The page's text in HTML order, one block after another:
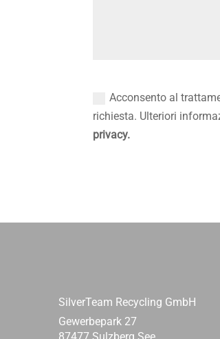
Acconsento al
richiesta. Ulteriori
privacy.
SilverTeam Recycling GmbH
Gewerbepark 27